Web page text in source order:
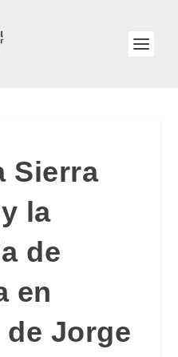
Sierra
la
de
en
de Jorge